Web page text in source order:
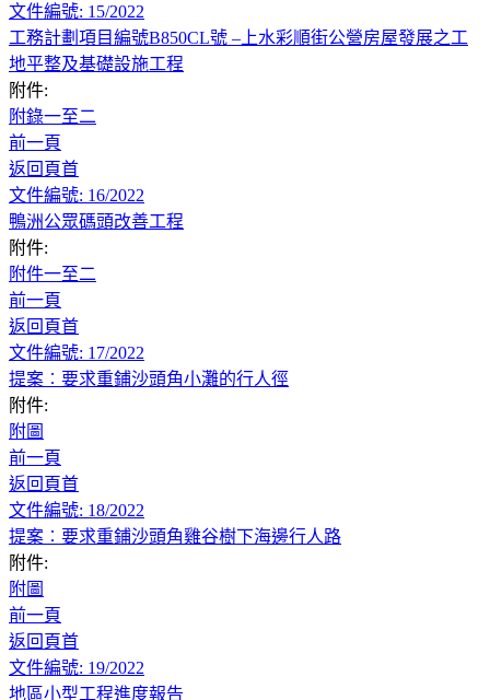
文件編號: 15/2022
工務計劃項目編號B850CL號 –上水彩順街公營房屋發展之工
地平整及基礎設施工程
附件:
附錄一至二
前一頁
返回頁首
文件編號: 16/2022
鴨洲公眾碼頭改善工程
附件:
附件一至二
前一頁
返回頁首
文件編號: 17/2022
提案︰要求重鋪沙頭角小灘的行人徑
附件:
附圖
前一頁
返回頁首
文件編號: 18/2022
提案︰要求重鋪沙頭角雞谷樹下海邊行人路
附件:
附圖
前一頁
返回頁首
文件編號: 19/2022
地區小型工程進度報告